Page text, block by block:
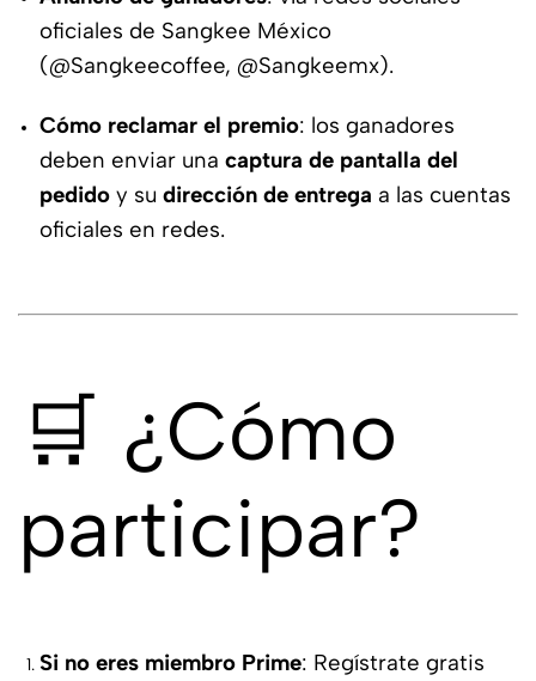
oficiales de Sangkee México
(@Sangkeecoffee,@Sangkeemx).
Cómo reclamar el premio: los ganadores
deben enviar unacaptura de pantalla del
pedido y sudirección de entrega a las cuentas
oficiales en redes.
🛒 ¿Cómo
participar?
Si no eres miembro Prime: Regístrate gratis